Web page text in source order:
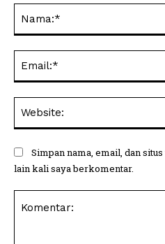
Simpan nama, email, dan
lain kali saya berkomentar.